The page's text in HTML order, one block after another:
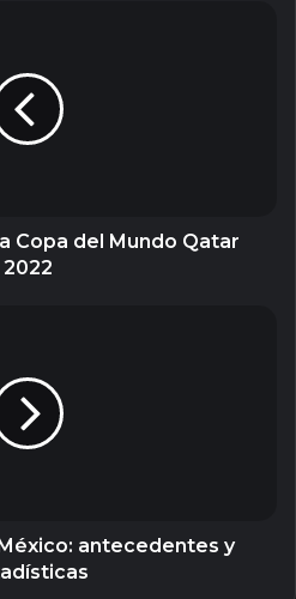
Copa del Mundo Qatar
2022
antecedentes y